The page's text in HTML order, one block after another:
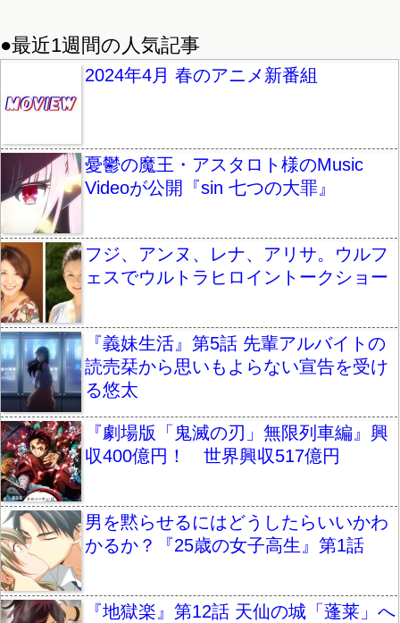
●最近1週間の人気記事
2024年4月 春のアニメ新番組
憂鬱の魔王・アスタロト様のMusic
Videoが公開『sin 七つの大罪』
フジ、アンヌ、レナ、アリサ。ウルフ
ェスでウルトラヒロイントークショー
『義妹生活』第5話 先輩アルバイトの
読売栞から思いもよらない宣告を受け
る悠太
『劇場版「鬼滅の刃」無限列車編』興
収400億円！ 世界興収517億円
男を黙らせるにはどうしたらいいかわ
かるか？『25歳の女子高生』第1話
『地獄楽』第12話 天仙の城「蓬莱」へ